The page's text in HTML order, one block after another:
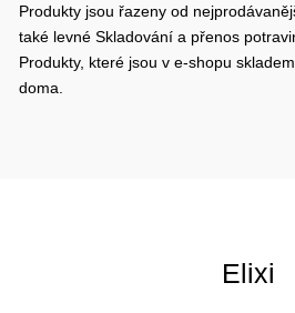
Produkty jsou řazeny od
také levné Skladování a přenos
Produkty, které jsou v e-shopu
doma.
Elixi